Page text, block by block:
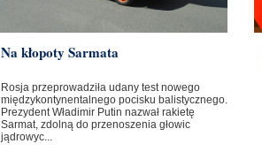
Na kłopoty Sarmata
Rosja przeprowadziła udany test nowego
międzykontynentalnego pocisku balistycznego.
Prezydent Władimir Putin nazwał rakietę
Sarmat, zdolną do przenoszenia głowic
jądrowyc...